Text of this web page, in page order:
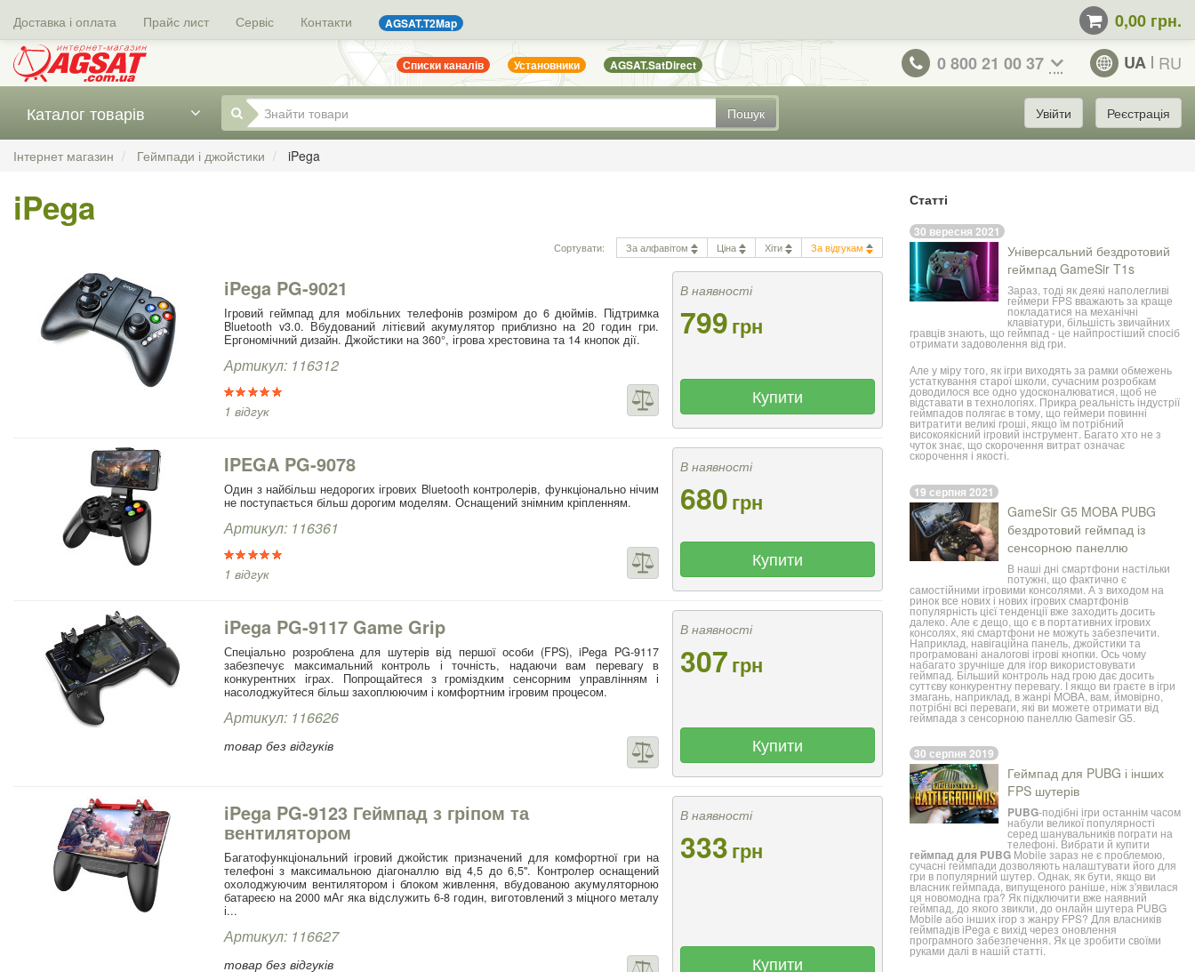
Доставка і оплата Прайс лист Сервіс Контакти AGSAT.T2Map 0,00 грн.
Списки каналів Установники AGSAT.SatDirect 0 800 21 00 37 UA RU
Пошук
Каталог товарів Увійти Реєстрація
Інтернет магазин Геймпади і джойстики iPega
iPega
Сортувати: За алфавітом Ціна Хіти За відгукам
iPega PG-9021
Ігровий геймпад для мобільних телефонів розміром до 6 дюймів. Підтримка
Bluetooth v3.0. Вбудований літієвий акумулятор приблизно на 20 годин гри.
Ергономічний дизайн. Джойстики на 360°, ігрова хрестовина та 14 кнопок дії.
Артикул: 116312
1 відгук
В наявності
799грн
Купити
IPEGA PG-9078
Один з найбільш недорогих ігрових Bluetooth контролерів, функціонально нічим
не поступається більш дорогим моделям. Оснащений знімним кріпленням.
Артикул: 116361
1 відгук
В наявності
680грн
Купити
iPega PG-9117 Game Grip
Спеціально розроблена для шутерів від першої особи (FPS), iPega PG-9117
забезпечує максимальний контроль і точність, надаючи вам перевагу в
конкурентних іграх. Попрощайтеся з громіздким сенсорним управлінням і
насолоджуйтеся більш захоплюючим і комфортним ігровим процесом.
Артикул: 116626
товар без відгуків
В наявності
307грн
Купити
iPega PG-9123 Геймпад з гріпом та
вентилятором
Багатофункціональний ігровий джойстик призначений для комфортної гри на
телефоні з максимальною діагоналлю від 4,5 до 6,5". Контролер оснащений
охолоджуючим вентилятором і блоком живлення, вбудованою акумуляторною
батареєю на 2000 мАг яка відслужить 6-8 годин, виготовлений з міцного металу
і...
Артикул: 116627
товар без відгуків
В наявності
333грн
Купити
Статті
30 вересня 2021
Універсальний бездротовий
геймпад GameSir T1s
Зараз, тоді як деякі наполегливі
геймери FPS вважають за краще
покладатися на механічні
клавіатури, більшість звичайних
гравців знають, що геймпад - це найпростіший спосіб
отримати задоволення від гри.
Але у міру того, як ігри виходять за рамки обмежень
устаткування старої школи, сучасним розробкам
доводилося все одно удосконалюватися, щоб не
відставати в технологіях. Прикра реальність індустрії
геймпадов полягає в тому, що геймери повинні
витратити великі гроші, якщо їм потрібний
високоякісний ігровий інструмент. Багато хто не з
чуток знає, що скорочення витрат означає
скорочення і якості.
19 серпня 2021
GameSir G5 MOBA PUBG
бездротовий геймпад із
сенсорною панеллю
В наші дні смартфони настільки
потужні, що фактично є
самостійними ігровими консолями. А з виходом на
ринок все нових і нових ігрових смартфонів
популярність цієї тенденції вже заходить досить
далеко. Але є дещо, що є в портативних ігрових
консолях, які смартфони не можуть забезпечити.
Наприклад, навігаційна панель, джойстики та
програмовані аналогові ігрові кнопки. Ось чому
набагато зручніше для ігор використовувати
геймпад. Більший контроль над грою дає досить
суттєву конкурентну перевагу. І якщо ви граєте в ігри
змагань, наприклад, в жанрі MOBA, вам, ймовірно,
потрібні всі переваги, які ви можете отримати від
геймпадa з сенсорною панеллю Gamesir G5.
30 серпня 2019
Геймпад для PUBG і інших
FPS шутерів
PUBG-подібні ігри останнім часом
набули великої популярності
серед шанувальників пограти на
телефоні. Вибрати й купити
геймпад для PUBG Mobile зараз не є проблемою,
сучаснігеймпади дозволяють налаштувати його для
гри в популярний шутер. Однак, як бути, якщо ви
власник геймпада, випущеного раніше, ніж з'явилася
ця новомодна гра? Як підключити вже наявний
геймпад, до якого звикли, до онлайн шутера PUBG
Mobile або інших ігор з жанру FPS? Для власників
геймпадівiPega є вихід через оновлення
програмного забезпечення. Як це зробити своїми
руками далі в нашій статті.